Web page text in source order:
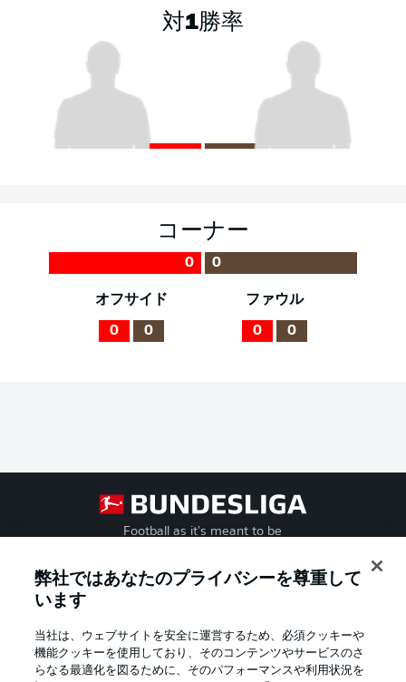
対1勝率
コーナー
0 0
オフサイド
0 0
ファウル
0 0
Football as it's meant to be
弊社ではあなたのプライバシーを尊重して
います
当社は、ウェブサイトを安全に運営するため、必須クッキーや
機能クッキーを使用しており、そのコンテンツやサービスのさ
らなる最適化を図るために、そのパフォーマンスや利用状況を